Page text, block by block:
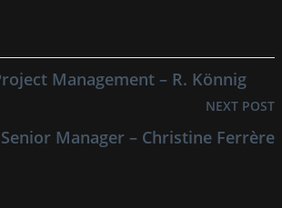
Management – R. Könnig
NEXT POST
Senior Manager – Christine Ferrère